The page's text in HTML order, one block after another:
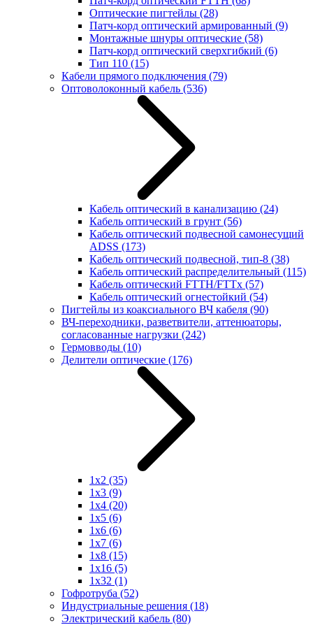
Оптические пигтейлы (28)
Патч-корд оптический армированный (9)
Монтажные шнуры оптические (58)
Патч-корд оптический сверхгибкий (6)
Тип 110 (15)
Кабели прямого подключения (79)
Оптоволоконный кабель (536)
Кабель оптический в канализацию (24)
Кабель оптический в грунт (56)
Кабель оптический подвесной самонесущий
ADSS (173)
Кабель оптический подвесной, тип-8 (38)
Кабель оптический распределительный (115)
Кабель оптический FTTH/FTTx (57)
Кабель оптический огнестойкий (54)
Пигтейлы из коаксиального ВЧ кабеля (90)
ВЧ-переходники, разветвители, аттенюаторы,
согласованные нагрузки (242)
Гермовводы (10)
Делители оптические (176)
1x2 (35)
1x3 (9)
1x4 (20)
1x5 (6)
1x6 (6)
1x7 (6)
1x8 (15)
1x16 (5)
1x32 (1)
Гофротруба (52)
Индустриальные решения (18)
Электрический кабель (80)